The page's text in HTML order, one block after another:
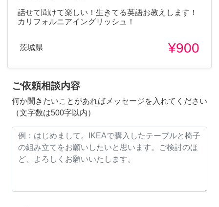
話せて聞けて楽しい！生きてる英語お教えします！
カリフォルニアイングリッシュ！
茨城県 ¥900
ご依頼相談内容
何か聞きたいことがあればメッセージを入れてください
（文字数は500字以内）